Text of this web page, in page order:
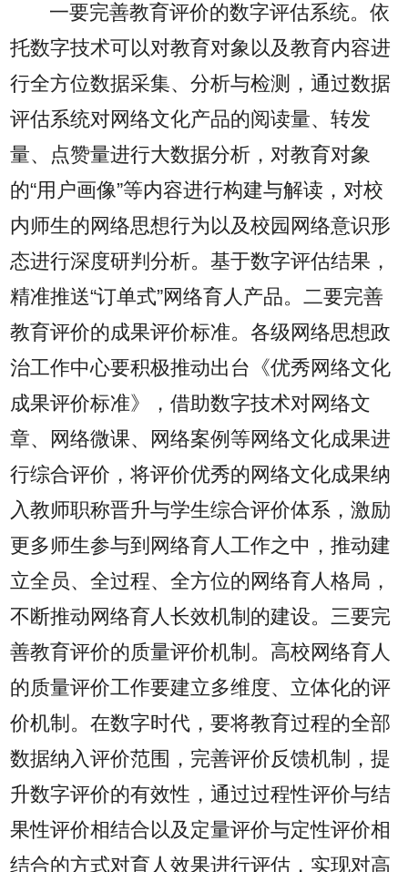
一要完善教育评价的数字评估系统。依
托数字技术可以对教育对象以及教育内容进
行全方位数据采集、分析与检测，通过数据
评估系统对网络文化产品的阅读量、转发
量、点赞量进行大数据分析，对教育对象
的“用户画像”等内容进行构建与解读，对校
内师生的网络思想行为以及校园网络意识形
态进行深度研判分析。基于数字评估结果，
精准推送“订单式”网络育人产品。二要完善
教育评价的成果评价标准。各级网络思想政
治工作中心要积极推动出台《优秀网络文化
成果评价标准》，借助数字技术对网络文
章、网络微课、网络案例等网络文化成果进
行综合评价，将评价优秀的网络文化成果纳
入教师职称晋升与学生综合评价体系，激励
更多师生参与到网络育人工作之中，推动建
立全员、全过程、全方位的网络育人格局，
不断推动网络育人长效机制的建设。三要完
善教育评价的质量评价机制。高校网络育人
的质量评价工作要建立多维度、立体化的评
价机制。在数字时代，要将教育过程的全部
数据纳入评价范围，完善评价反馈机制，提
升数字评价的有效性，通过过程性评价与结
果性评价相结合以及定量评价与定性评价相
结合的方式对育人效果进行评估，实现对高